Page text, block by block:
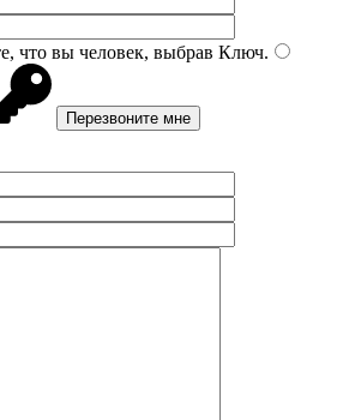
что вы человек, выбрав Ключ.